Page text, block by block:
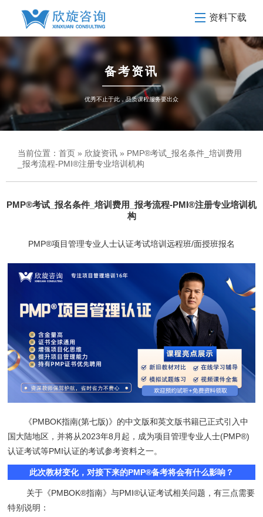
资料下载
备考资讯
优秀不止于此，品质课程服务要出众
当前位置： 首页 » 欣旋资讯 » PMP®考试_报名条件_培训费用
_报考流程-PMI®注册专业培训机构
PMP®考试_报名条件_培训费用_报考流程-PMI®注册专业培训机
构
PMP®项目管理专业人士认证考试培训远程班/面授班报名
《PMBOK指南(第七版)》的中文版和英文版书籍已正式引入中
国大陆地区，并将从2023年8月起，成为项目管理专业人士(PMP®)
认证考试等PMI认证的考试参考资料之一。
此次教材变化，对接下来的PMP®备考将会有什么影响？
关于《PMBOK®指南》与PMI®认证考试相关问题，有三点需要
特别说明：